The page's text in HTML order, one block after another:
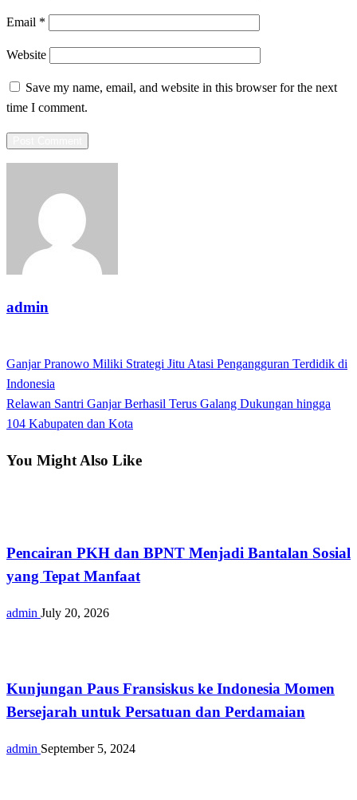
Email *
Website
Save my name, email, and website in this browser for the next
time I comment.
admin
Post
navigation
Previous
Post
Ganjar Pranowo Miliki Strategi Jitu Atasi Pengangguran Terdidik di
Indonesia
Next
Post
Relawan Santri Ganjar Berhasil Terus Galang Dukungan hingga
104 Kabupaten dan Kota
You Might Also Like
Pencairan PKH dan BPNT Menjadi Bantalan Sosial
yang Tepat Manfaat
admin July 20, 2026
Kunjungan Paus Fransiskus ke Indonesia Momen
Bersejarah untuk Persatuan dan Perdamaian
admin September 5, 2024